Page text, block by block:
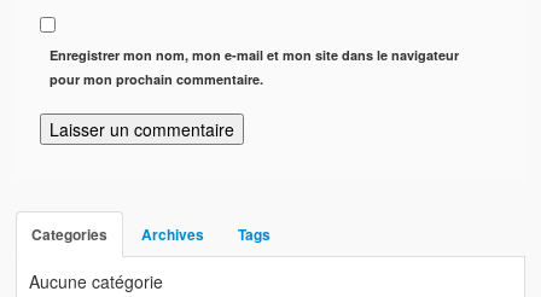
Enregistrer mon nom, mon e-mail et mon site dans le navigateur
pour mon prochain commentaire.
Categories Archives Tags
Aucune catégorie